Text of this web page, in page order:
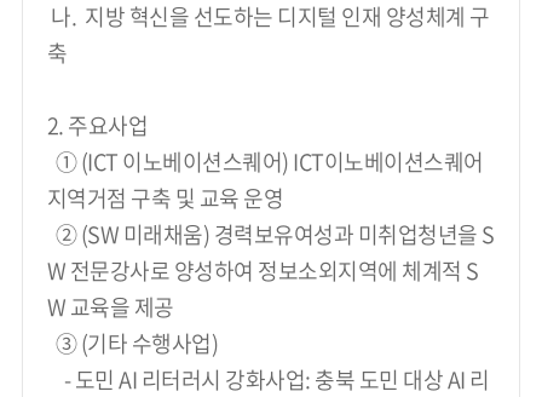
축
2. 주요사업
지역거점 구축 및 교육 운영
W 전문강사로 양성하여 정보소외지역에 체계적 S
W 교육을 제공
  ③ (기타 수행사업)